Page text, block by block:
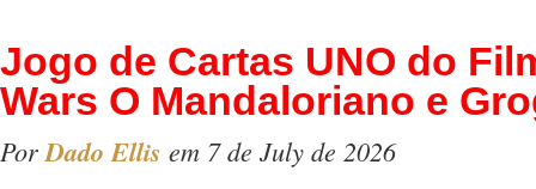
Jogo de Cartas UNO do
Wars O Mandaloriano e
PorDado Ellis em 7 de July de 2026